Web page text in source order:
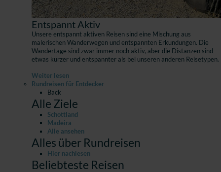
Entspannt Aktiv
Unsere entspannt aktiven Reisen sind eine Mischung aus
malerischen Wanderwegen und entspannten Erkundungen. Die
Wandertage sind zwar immer noch aktiv, aber die Distanzen sind
etwas kürzer und entspannter als bei unseren anderen Reisetypen.
Weiter lesen
Rundreisen für Entdecker
Back
Alle Ziele
Schottland
Madeira
Alle ansehen
Alles über Rundreisen
Hier nachlesen
Beliebteste Reisen